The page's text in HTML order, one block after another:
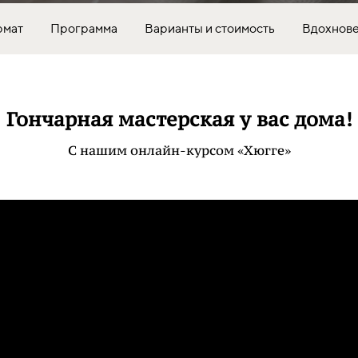
Программа Варианты и стоимость
Гончарная мастерская у вас дома!
С нашим онлайн-курсом «Хюгге»